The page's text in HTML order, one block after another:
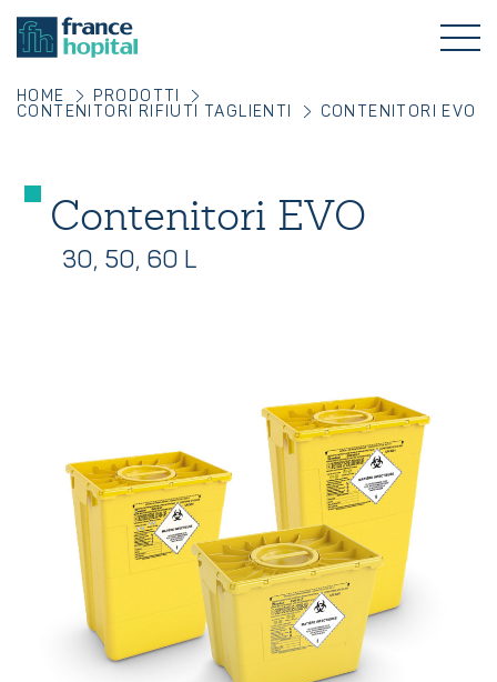
HOME
PRODOTTI
CONTENITORI RIFIUTI TAGLIENTI
CONTENITORI EVO
Contenitori EVO
30, 50, 60 L